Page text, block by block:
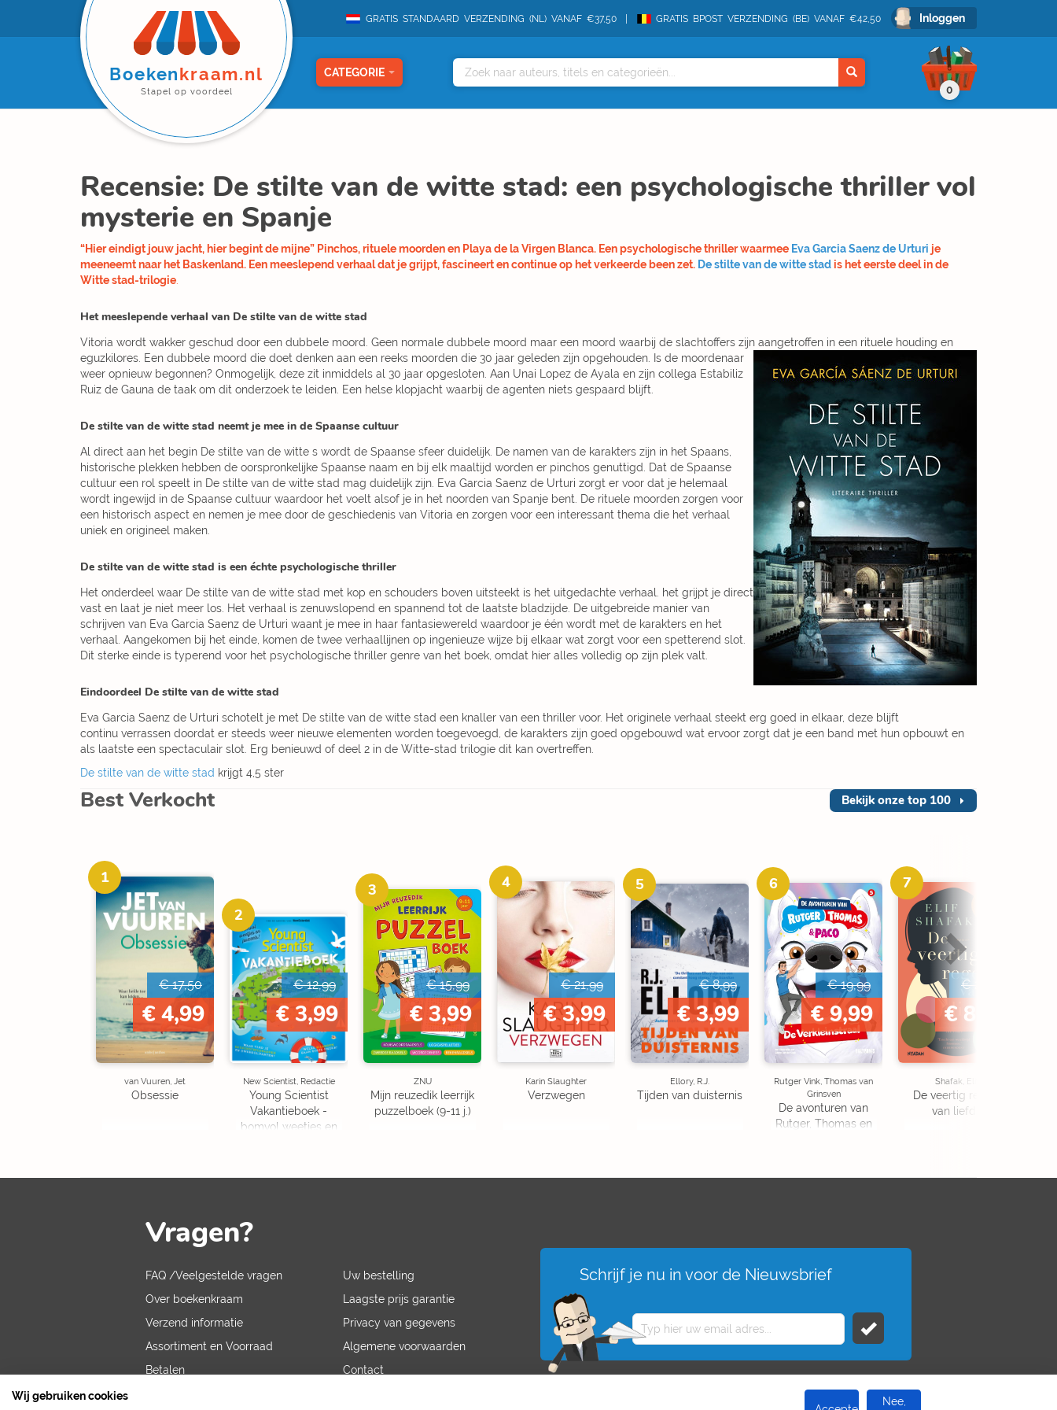
GRATIS STANDAARD VERZENDING (NL) VANAF €37,50 GRATIS BPOST VERZENDING (BE) VANAF €42,50 Inloggen
Boekenkraam.nl
Stapel op voordeel
CATEGORIE
0
Recensie: De stilte van de witte stad: een psychologische thriller vol
mysterie en Spanje
“Hier eindigt jouw jacht, hier begint de mijne” Pinchos, rituele moorden en Playa de la Virgen Blanca. Een psychologische thriller waarmee Eva Garcia Saenz de Urturi je
meeneemt naar het Baskenland. Een meeslepend verhaal dat je grijpt, fascineert en continue op het verkeerde been zet. De stilte van de witte stadis het eerste deel in de
Witte stad-trilogie
Het meeslepende verhaal van De stilte van de witte stad
Vitoria wordt wakker geschud door een dubbele moord. Geen normale dubbele moord maar een moord waarbij de slachtoffers zijn aangetroffen in een rituele houding en
eguzkilores. Een dubbele moord die doet denken aan een reeks moorden die 30 jaar geleden zijn opgehouden. Is de moordenaar
weer opnieuw begonnen? Onmogelijk, deze zit inmiddels al 30 jaar opgesloten. Aan Unai Lopez de Ayala en zijn collega Estabiliz
Ruiz de Gauna de taak om dit onderzoek te leiden. Een helse klopjacht waarbij de agenten niets gespaard blijft.
De stilte van de witte stad neemt je mee in de Spaanse cultuur
Al direct aan het begin De stilte van de witte s wordt de Spaanse sfeer duidelijk. De namen van de karakters zijn in het Spaans,
historische plekken hebben de oorspronkelijke Spaanse naam en bij elk maaltijd worden er pinchos genuttigd. Dat de Spaanse
cultuur een rol speelt in De stilte van de witte stad mag duidelijk zijn. Eva Garcia Saenz de Urturi zorgt er voor dat je helemaal
wordt ingewijd in de Spaanse cultuur waardoor het voelt alsof je in het noorden van Spanje bent. De rituele moorden zorgen voor
een historisch aspect en nemen je mee door de geschiedenis van Vitoria en zorgen voor een interessant thema die het verhaal
uniek en origineel maken.
De stilte van de witte stad is een échte psychologische thriller
Het onderdeel waar De stilte van de witte stad met kop en schouders boven uitsteekt is het uitgedachte verhaal. het grijpt je direct
vast en laat je niet meer los. Het verhaal is zenuwslopend en spannend tot de laatste bladzijde. De uitgebreide manier van
schrijven van Eva Garcia Saenz de Urturi waant je mee in haar fantasiewereld waardoor je één wordt met de karakters en het
verhaal. Aangekomen bij het einde, komen de twee verhaallijnen op ingenieuze wijze bij elkaar wat zorgt voor een spetterend slot.
Dit sterke einde is typerend voor het psychologische thriller genre van het boek, omdat hier alles volledig op zijn plek valt.
Eindoordeel De stilte van de witte stad
Eva Garcia Saenz de Urturi schotelt je met De stilte van de witte stad een knaller van een thriller voor. Het originele verhaal steekt erg goed in elkaar, deze blijft
continu verrassen doordat er steeds weer nieuwe elementen worden toegevoegd, de karakters zijn goed opgebouwd wat ervoor zorgt dat je een band met hun opbouwt en
als laatste een spectaculair slot. Erg benieuwd of deel 2 in de Witte-stad trilogie dit kan overtreffen.
De stilte van de witte stad krijgt 4,5 ster
Best Verkocht Bekijk onze top 100
1
€ 17,50
€ 4,99
van Vuuren, Jet
Obsessie
2
€ 12,99
€ 3,99
New Scientist, Redactie
Young Scientist
Vakantieboek -
bomvol weetjes en
3
€ 15,99
€ 3,99
ZNU
Mijn reuzedik leerrijk
puzzelboek (9-11 j.)
4
€ 21,99
€ 3,99
Karin Slaughter
Verzwegen
5
€ 8,99
€ 3,99
Ellory, R.J.
Tijden van duisternis
6
€ 19,99
€ 9,99
Rutger Vink, Thomas van
Grinsven
De avonturen van
Rutger, Thomas en
7
€ 22,99
€ 8,99
Shafak, Elif
De veertig regels
van liefde
Vragen?
FAQ /Veelgestelde vragen
Over boekenkraam
Verzend informatie
Assortiment en Voorraad
Betalen
Uw bestelling
Laagste prijs garantie
Privacy van gegevens
Algemene voorwaarden
Contact
Schrijf je nu in voor de Nieuwsbrief
Wij gebruiken cookies
Nee,